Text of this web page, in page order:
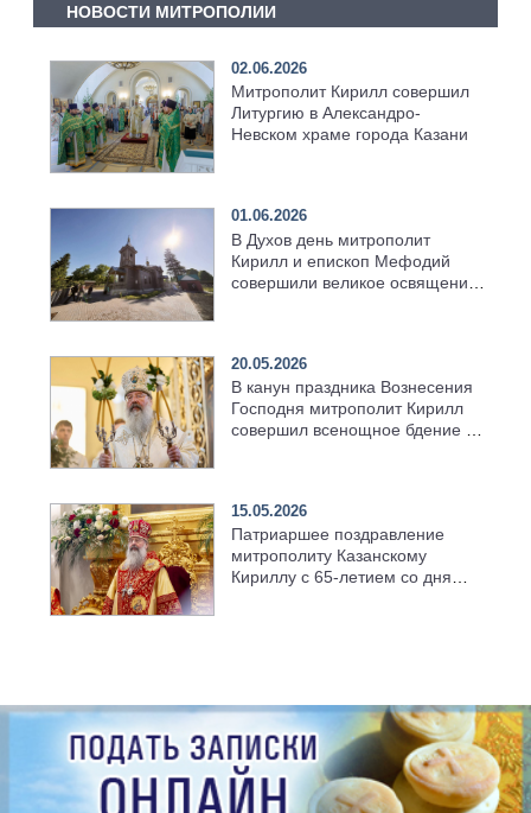
НОВОСТИ МИТРОПОЛИИ
02.06.2026
Митрополит Кирилл совершил
Литургию в Александро-
Невском храме города Казани
01.06.2026
В Духов день митрополит
Кирилл и епископ Мефодий
совершили великое освящение
20.05.2026
В канун праздника Вознесения
Господня митрополит Кирилл
совершил всенощное бдение в
15.05.2026
Патриаршее поздравление
митрополиту Казанскому
Кириллу с 65-летием со дня